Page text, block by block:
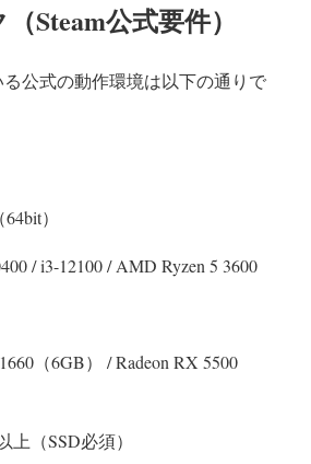
Steam公式要件）
る公式の動作環境は以下の通りで
）
/ i3-12100 / AMD Ryzen 5 3600
（6GB） / Radeon RX 5500
上（SSD必須）